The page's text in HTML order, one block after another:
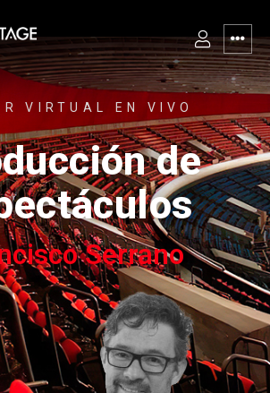
VIRTUAL EN VIVO
de
Serrano